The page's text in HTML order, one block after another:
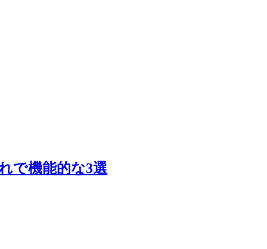
で機能的な3選